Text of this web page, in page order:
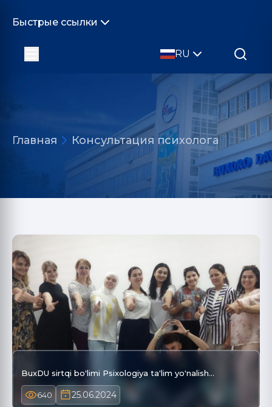
Быстрые ссылки
RU
Главная Консультация психолога
BuxDU sirtqi bo'limi Psixologiya ta'lim yo'nalish…
640 25.06.2024